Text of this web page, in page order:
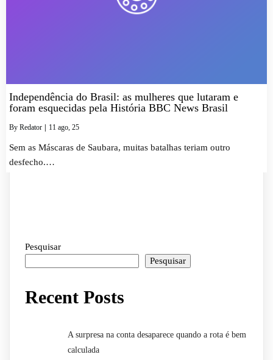
Independência do Brasil: as mulheres que lutaram e
foram esquecidas pela História BBC News Brasil
By Redator | 11 ago, 25
Sem as Máscaras de Saubara, muitas batalhas teriam outro
desfecho.…
Pesquisar
Pesquisar
Recent Posts
A surpresa na conta desaparece quando a rota é bem
calculada